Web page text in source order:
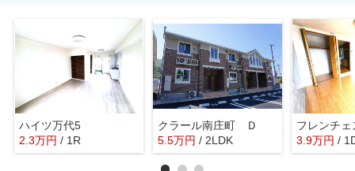
ハイツ万代5
2.3万円 / 1R
クラール南庄町 Ｄ
5.5万円 / 2LDK
フレンチェ
3.9万円 /